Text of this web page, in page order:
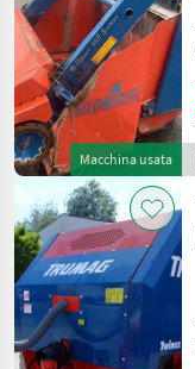
Macchina usata